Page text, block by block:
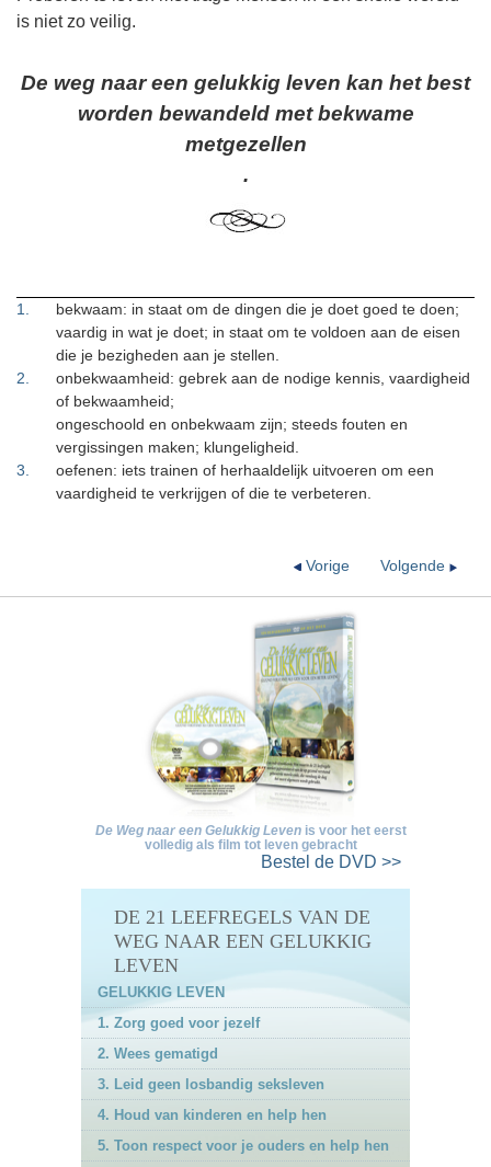
is niet zo veilig.
De weg naar een gelukkig leven kan het best
worden bewandeld met bekwame
metgezellen
.
1.
bekwaam: in staat om de dingen die je doet goed te doen;
vaardig in wat je doet; in staat om te voldoen aan de eisen
die je bezigheden aan je stellen.
2.
onbekwaamheid: gebrek aan de nodige kennis, vaardigheid
of bekwaamheid;
ongeschoold en onbekwaam zijn; steeds fouten en
vergissingen maken; klungeligheid.
3.
oefenen: iets trainen of herhaaldelijk uitvoeren om een
vaardigheid te verkrijgen of die te verbeteren.
Volgende
Vorige
De Weg naar een Gelukkig Leven is voor het eerst
volledig als film tot leven gebracht
Bestel de DVD >>
DE 21 LEEFREGELS VAN DE
WEG NAAR EEN GELUKKIG
LEVEN
GELUKKIG LEVEN
1. Zorg goed voor jezelf
2. Wees gematigd
3. Leid geen losbandig seksleven
4. Houd van kinderen en help hen
5. Toon respect voor je ouders en help hen